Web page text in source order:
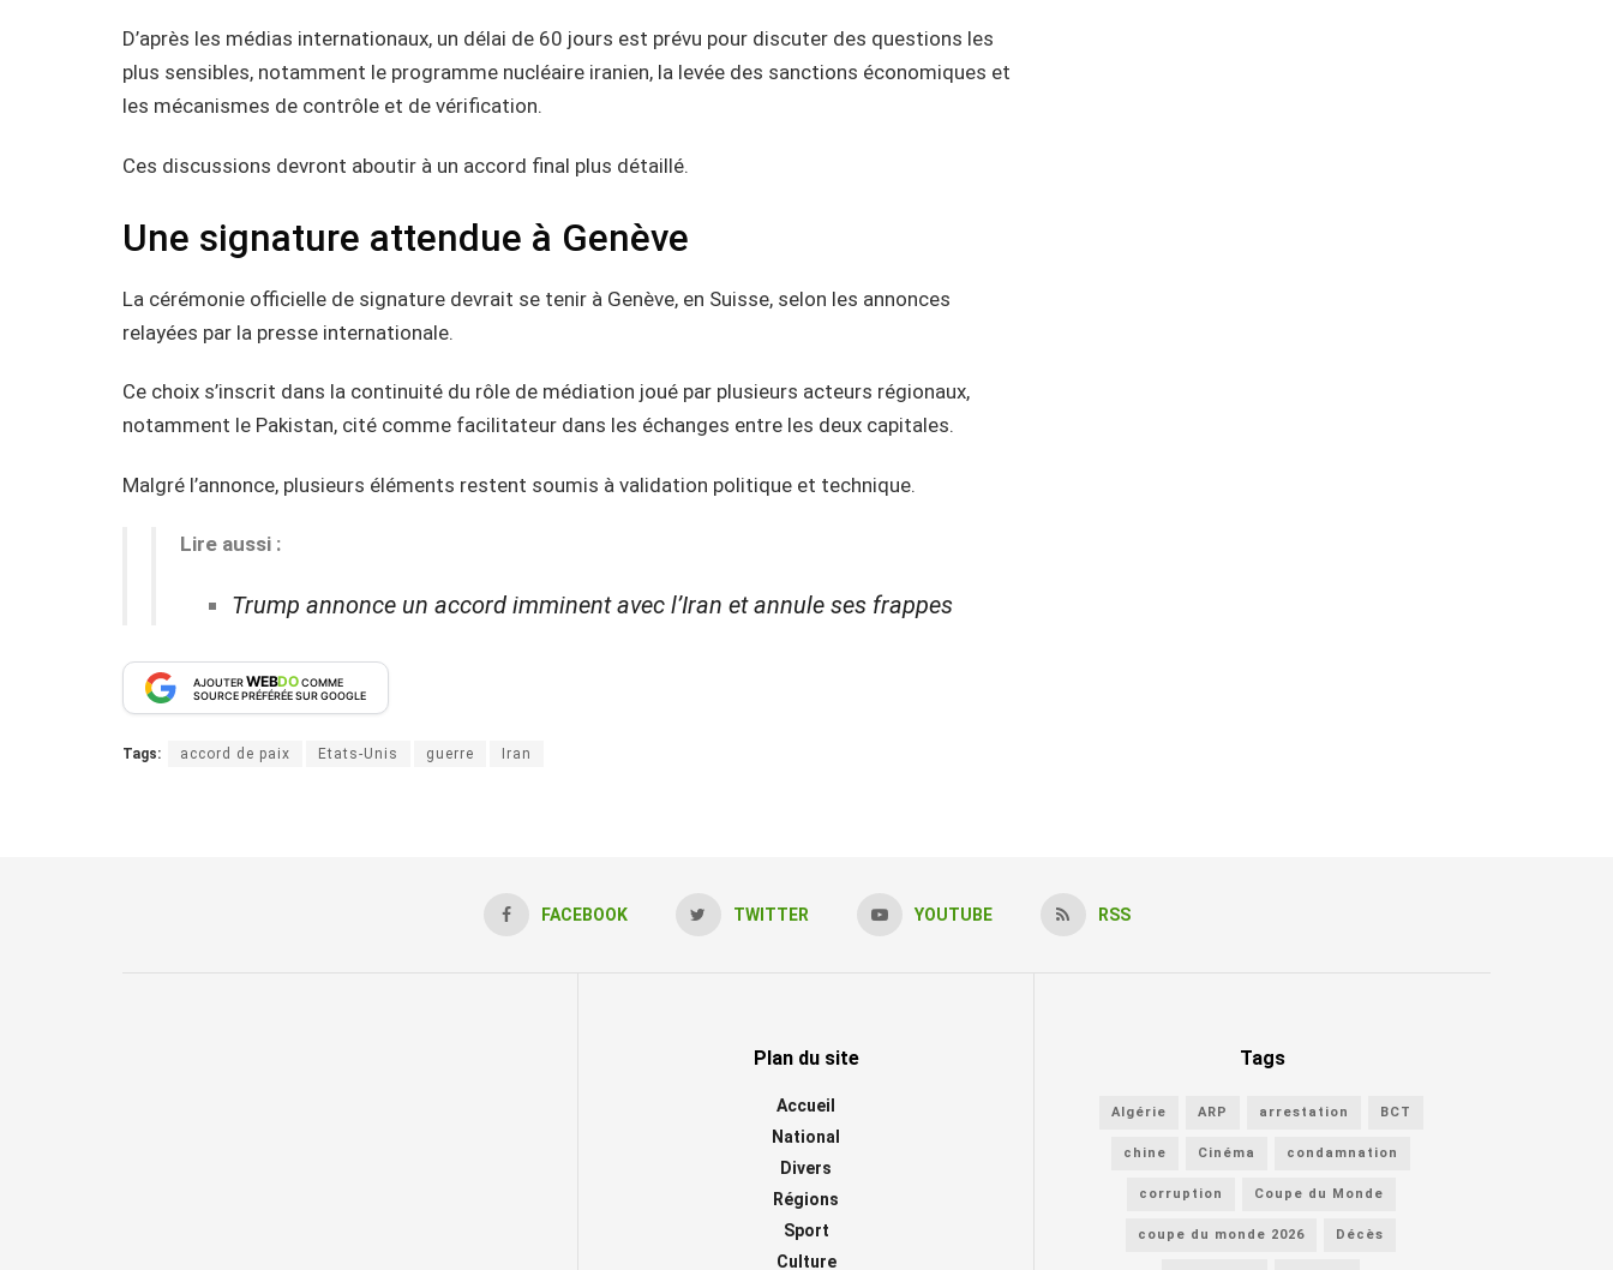
D’après les médias internationaux, un délai de 60 jours est prévu pour discuter des questions les
plus sensibles, notamment le programme nucléaire iranien, la levée des sanctions économiques et
les mécanismes de contrôle et de vérification.
Ces discussions devront aboutir à un accord final plus détaillé.
Une signature attendue à Genève
La cérémonie officielle de signature devrait se tenir à Genève, en Suisse, selon les annonces
relayées par la presse internationale.
Ce choix s’inscrit dans la continuité du rôle de médiation joué par plusieurs acteurs régionaux,
notamment le Pakistan, cité comme facilitateur dans les échanges entre les deux capitales.
Malgré l’annonce, plusieurs éléments restent soumis à validation politique et technique.
Lire aussi :
Trump annonce un accord imminent avec l’Iran et annule ses frappes
AJOUTERWEBDOCOMME
SOURCE PRÉFÉRÉE SUR GOOGLE
Tags: accord de paix Etats-Unis guerre Iran
FACEBOOK TWITTER YOUTUBE RSS
Plan du site
Accueil
National
Divers
Régions
Sport
Culture
Tags
Algérie ARP arrestation BCT
chine Cinéma condamnation
corruption Coupe du Monde
coupe du monde 2026 Décès